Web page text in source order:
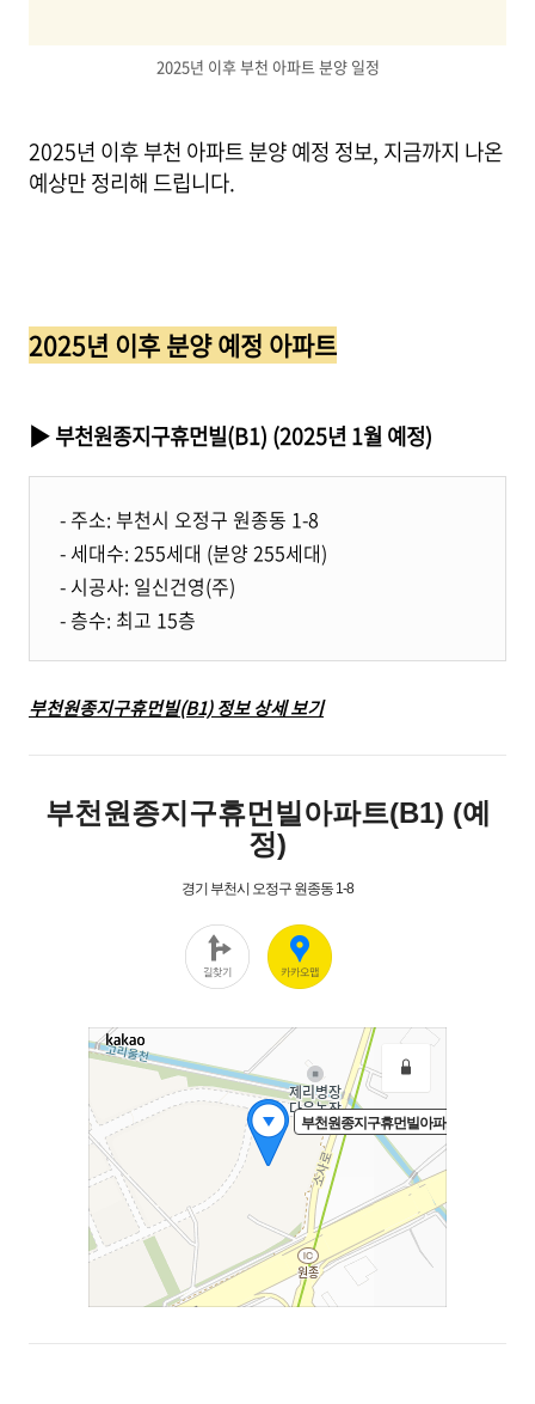
2025년 이후 부천 아파트 분양 일정
2025년 이후 부천 아파트 분양 예정 정보, 지금까지 나온
예상만 정리해 드립니다.
2025년 이후 분양 예정 아파트
▶ 부천원종지구휴먼빌(B1) (2025년 1월 예정)
- 주소: 부천시 오정구 원종동 1-8
- 세대수: 255세대 (분양 255세대)
- 시공사: 일신건영(주)
- 층수: 최고 15층
부천원종지구휴먼빌(B1) 정보 상세 보기